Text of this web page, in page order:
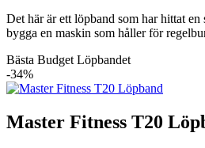
Det här är ett löpband som har hittat
bygga en maskin som håller för
Bästa Budget Löpbandet
-34%
Master Fitness T20